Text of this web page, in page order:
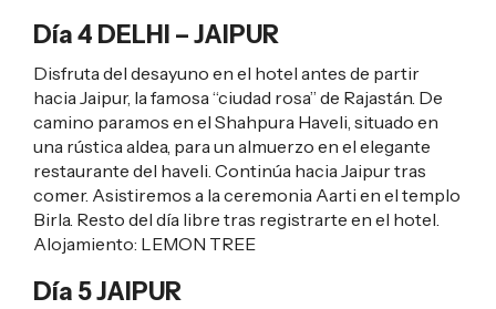
Día 4 DELHI – JAIPUR
Disfruta del desayuno en el hotel antes de partir
hacia Jaipur, la famosa “ciudad rosa” de Rajastán. De
camino paramos en el Shahpura Haveli, situado en
una rústica aldea, para un almuerzo en el elegante
restaurante del haveli. Continúa hacia Jaipur tras
comer. Asistiremos a la ceremonia Aarti en el templo
Birla. Resto del día libre tras registrarte en el hotel.
Alojamiento: LEMON TREE
Día 5 JAIPUR